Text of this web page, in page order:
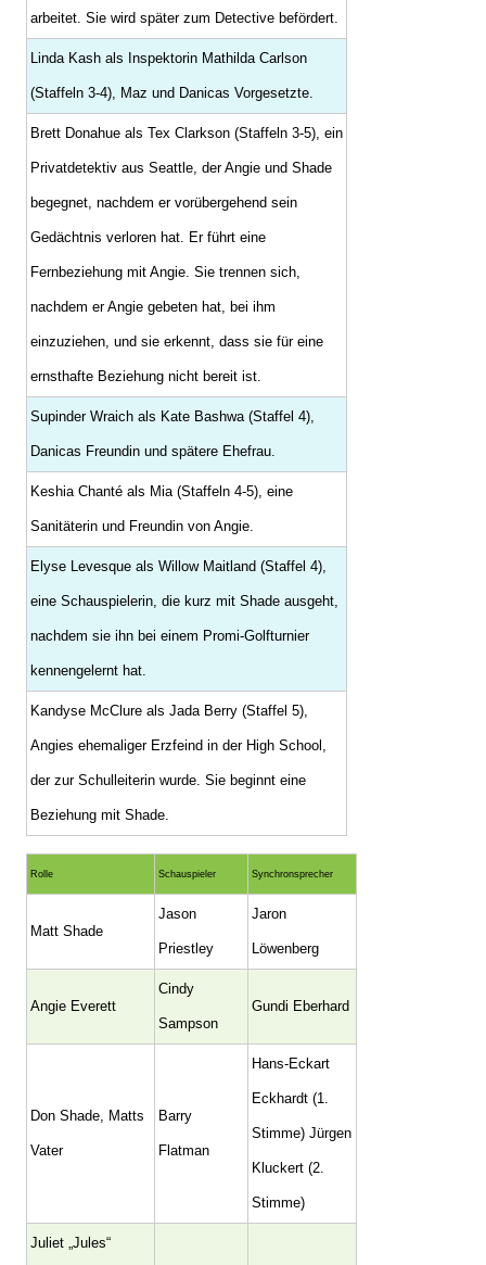
arbeitet. Sie wird später zum Detective befördert.
Linda Kash als Inspektorin Mathilda Carlson
(Staffeln 3-4), Maz und Danicas Vorgesetzte.
Brett Donahue als Tex Clarkson (Staffeln 3-5), ein
Privatdetektiv aus Seattle, der Angie und Shade
begegnet, nachdem er vorübergehend sein
Gedächtnis verloren hat. Er führt eine
Fernbeziehung mit Angie. Sie trennen sich,
nachdem er Angie gebeten hat, bei ihm
einzuziehen, und sie erkennt, dass sie für eine
ernsthafte Beziehung nicht bereit ist.
Supinder Wraich als Kate Bashwa (Staffel 4),
Danicas Freundin und spätere Ehefrau.
Keshia Chanté als Mia (Staffeln 4-5), eine
Sanitäterin und Freundin von Angie.
Elyse Levesque als Willow Maitland (Staffel 4),
eine Schauspielerin, die kurz mit Shade ausgeht,
nachdem sie ihn bei einem Promi-Golfturnier
kennengelernt hat.
Kandyse McClure als Jada Berry (Staffel 5),
Angies ehemaliger Erzfeind in der High School,
der zur Schulleiterin wurde. Sie beginnt eine
Beziehung mit Shade.
Rolle Schauspieler Synchronsprecher
Matt Shade
Jason
Priestley
Jaron
Löwenberg
Angie Everett
Cindy
Sampson
Gundi Eberhard
Don Shade, Matts
Vater
Barry
Flatman
Hans-Eckart
Eckhardt (1.
Stimme) Jürgen
Kluckert (2.
Stimme)
Juliet „Jules“